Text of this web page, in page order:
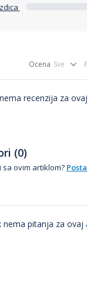
Ocena
recenzija za
(0)
sa ovim artiklom?
nema pitanja za ovaj